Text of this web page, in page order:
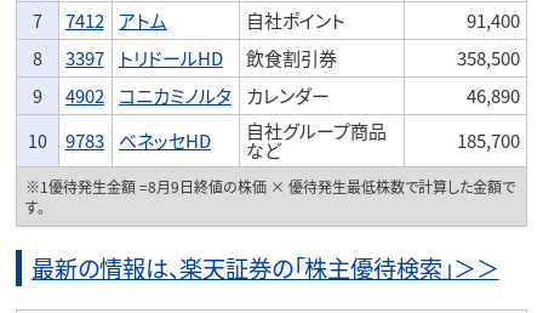
7
7412 アトム 自社ポイント
91,400
8
3397 トリドールHD 飲食割引券
358,500
9
4902 コニカミノルタ カレンダー
46,890
10
9783 ベネッセHD 自社グループ商品
など 185,700
※1優待発生金額 =8月9日終値の株価 × 優待発生最低株数で計算した金額で
す。
最新の情報は、楽天証券の「株主優待検索」＞＞